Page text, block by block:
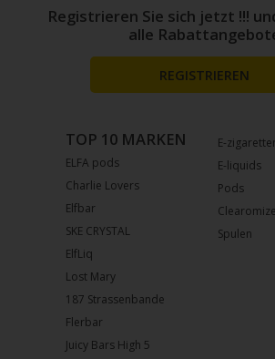
E-
E-liquids
Pods
Spulen
TOP 10 MARKEN
ELFA pods
Charlie Lovers
Elfbar
SKE CRYSTAL
ElfLiq
Lost Mary
187 Strassenbande
Flerbar
Juicy Bars High 5
Registrieren Sie sich jetzt !!!
alle
REGISTRIEREN